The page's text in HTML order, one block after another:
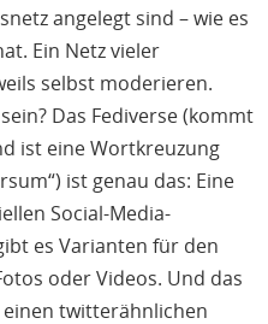
angelegt sind – wie es
Ein Netz vieler
selbst moderieren.
Das Fediverse (kommt
ist eine Wortkreuzung
ist genau das: Eine
Social-Media-
es Varianten für den
oder Videos. Und das
twitterähnlichen